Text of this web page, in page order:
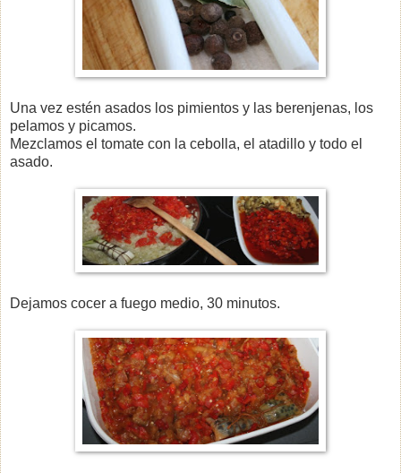
Una vez estén asados los pimientos y las berenjenas, los
pelamos y picamos.
Mezclamos el tomate con la cebolla, el atadillo y todo el
asado.
Dejamos cocer a fuego medio, 30 minutos.